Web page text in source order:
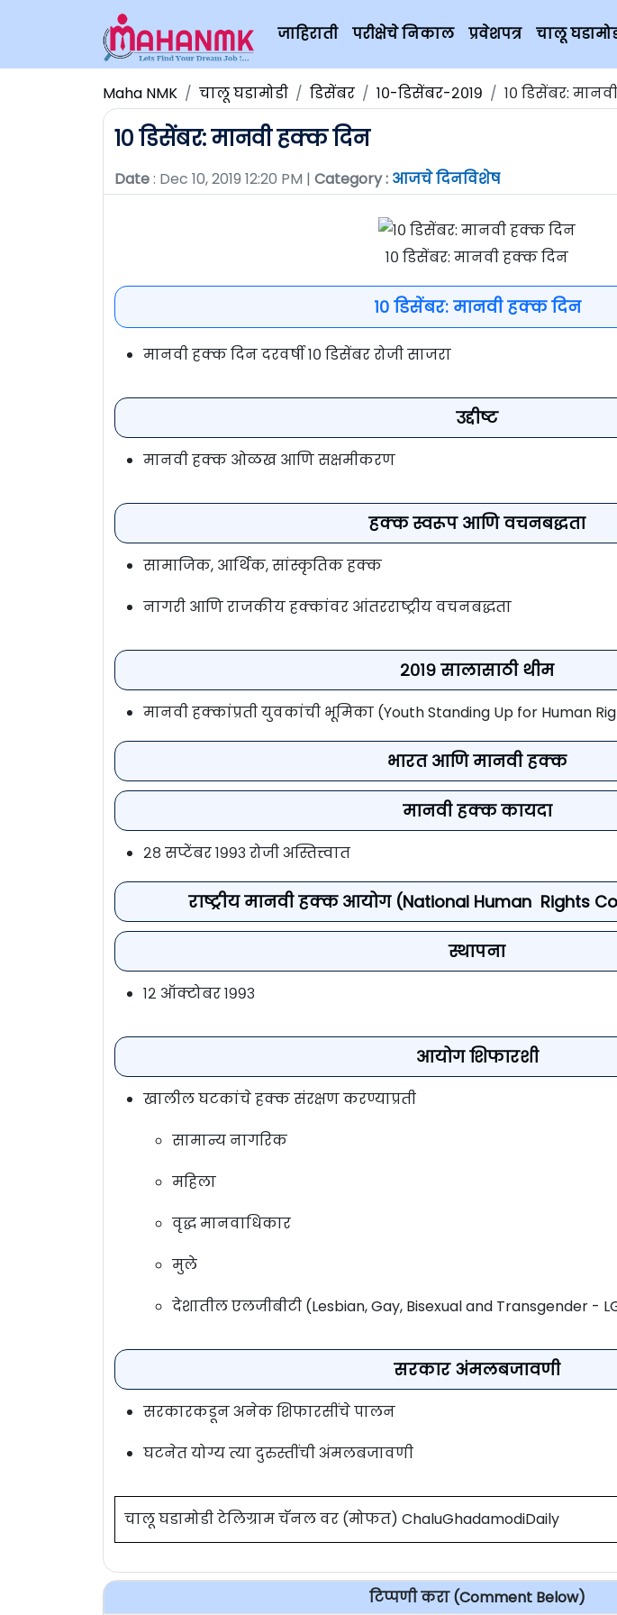
जाहिराती परीक्षेचे निकाल प्रवेशपत्र चालू
Maha NMK चालू घडामोडी डिसेंबर १०-डिसेंबर-२०१९ १० डिसेंबर:
१० डिसेंबर: मानवी हक्क दिन
Date: Dec 10, 2019 12:20 PM | Category : आजचे दिनविशेष
१० डिसेंबर: मानवी हक्क दिन
१० डिसेंबर: मानवी हक्क दिन
मानवी हक्क दिन दरवर्षी १० डिसेंबर रोजी साजरा
उद्दीष्ट
मानवी हक्क ओळख आणि सक्षमीकरण
हक्क स्वरूप आणिवचनबद्धता
सामाजिक, आर्थिक, सांस्कृतिक हक्क
नागरी आणि राजकीय हक्कांवर आंतरराष्ट्रीय वचनबद्धता
२०१९ सालासाठी थीम
मानवी हक्कांप्रती युवकांची भूमिका (Youth Standing Up for Human
भारत आणि मानवी हक्क
मानवी हक्क कायदा
२८ सप्टेंबर १९९३ रोजी अस्तित्त्वात
राष्ट्रीय मानवी हक्क आयोग (National Human Rights
स्थापना
१२ ऑक्टोबर १९९३
आयोग शिफारशी
खालील घटकांचे हक्क संरक्षण करण्याप्रती
सामान्य नागरिक
महिला
वृद्ध मानवाधिकार
मुले
देशातील एलजीबीटी (Lesbian, Gay, Bisexual and Transgender -
सरकार अंमलबजावणी
सरकारकडून अनेक शिफारसींचे पालन
घटनेत योग्य त्या दुरुस्तींची अंमलबजावणी
चालू घडामोडी टेलिग्राम चॅनल वर (मोफत) ChaluGhadamodiDaily
टिप्पणी करा (Comment Below)